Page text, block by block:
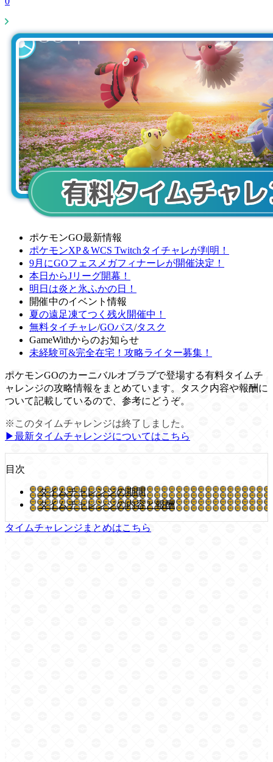
ポケモンGO最新情報
ポケモンXP＆WCS Twitchタイチャレが判明！
9月にGOフェスメガフィナーレが開催決定！
本日からJリーグ開幕！
明日は炎と氷ふかの日！
開催中のイベント情報
夏の遠足凍てつく残火開催中！
無料タイチャレ/GOパス/タスク
GameWithからのお知らせ
未経験可&完全在宅！攻略ライター募集！
ポケモンGOのカーニバルオブラブで登場する有料タイムチ
ャレンジの攻略情報をまとめています。タスク内容や報酬に
ついて記載しているので、参考にどうぞ。
※このタイムチャレンジは終了しました。
▶︎最新タイムチャレンジについてはこちら
目次
タイムチャレンジの期間
タイムチャレンジの内容と報酬
タイムチャレンジまとめはこちら